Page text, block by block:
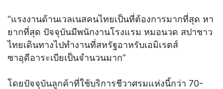
“แรงงานด้านเวลเนสคนไทยเป็นที่ต้องการมากที่สุด หา
ยากที่สุด ปัจจุบันมีพนักงานโรงแรม หมอนวด สปาชาว
ไทยเดินทางไปทำงานที่สหรัฐอาหรับเอมิเรตส์
ซาอุดีอาระเบียเป็นจำนวนมาก”
โดยปัจจุบันลูกค้าที่ใช้บริการชีวาศรมแห่งนี้กว่า 70-